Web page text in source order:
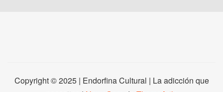
Copyright © 2025 | Endorfina Cultural | La adicción que